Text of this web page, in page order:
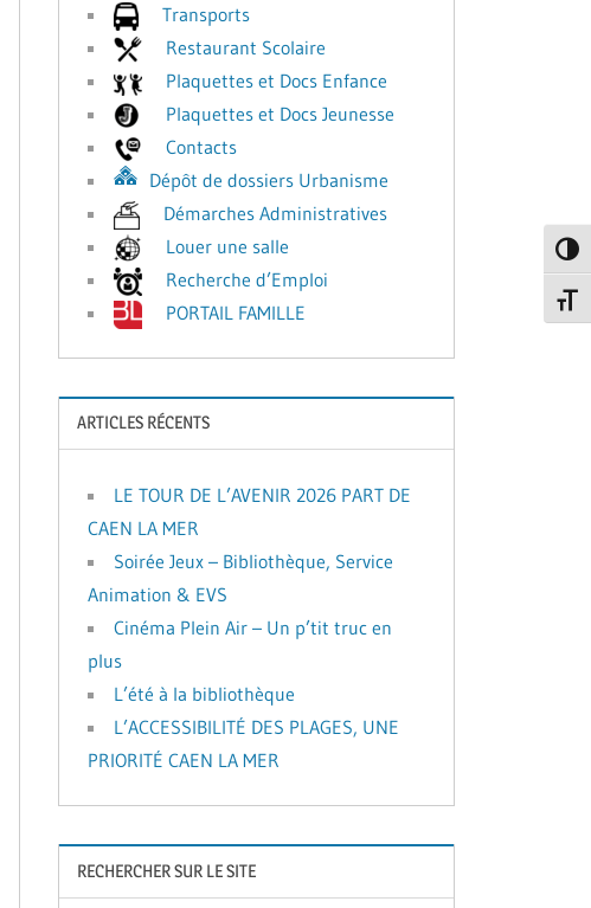
Transports
Restaurant Scolaire
Plaquettes et Docs Enfance
Plaquettes et Docs Jeunesse
Contacts
Dépôt de dossiers Urbanisme
Démarches Administratives
Louer une salle
Recherche d’Emploi
PORTAIL FAMILLE
ARTICLES RÉCENTS
LE TOUR DE L’AVENIR 2026 PART DE
CAEN LA MER
Soirée Jeux – Bibliothèque, Service
Animation & EVS
Cinéma Plein Air – Un p’tit truc en
plus
L’été à la bibliothèque
L’ACCESSIBILITÉ DES PLAGES, UNE
PRIORITÉ CAEN LA MER
RECHERCHER SUR LE SITE